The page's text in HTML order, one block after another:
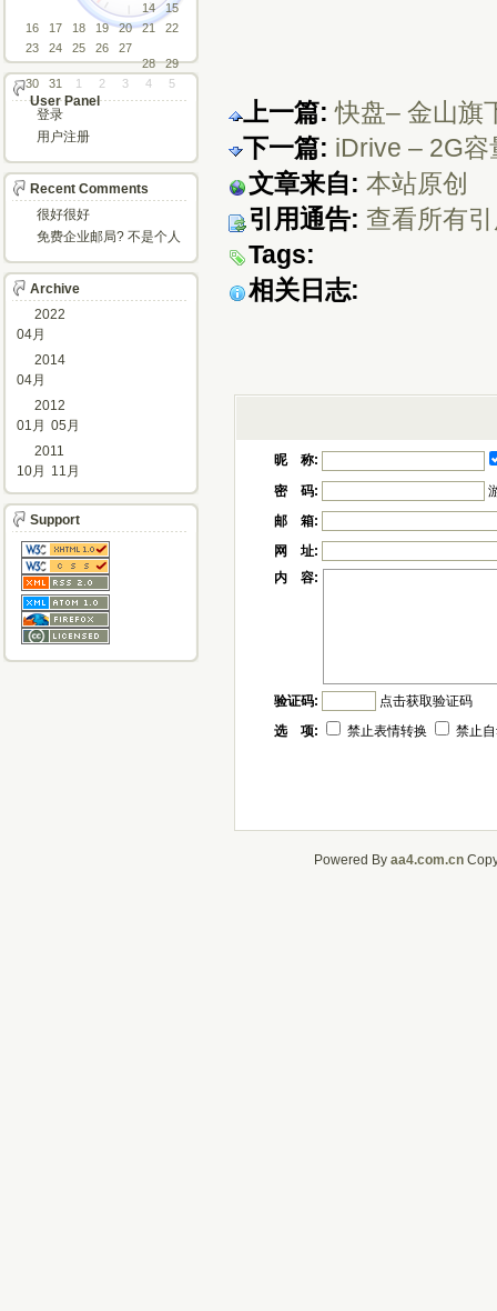
上一篇: 快盘– 金山旗
下一篇: iDrive – 2G
文章来自: 本站原创
引用通告: 查看所有
Tags:
相关日志:
昵 称:
密 码:
邮 箱:
网 址:
内 容:
验证码:
点击获取验证码
选 项:
禁止表情转换 禁止
14
15
16
17 18 19 20 21
22
23
24 25 26
27
28
29
30
31 1 2 3 4 5
User Panel
登录
用户注册
Recent Comments
很好很好
免费企业邮局? 不是个人
Archive
2022
04月
2014
04月
2012
01月 05月
2011
10月
11月
Support
Powered By aa4.com.cn